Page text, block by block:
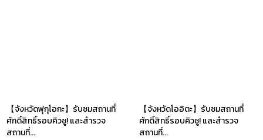
【จังหวัดฟุกุโอกะ】รับชมสถานที่
ศักดิ์สิทธิ์รอบคิวชู! และสำรวจ
สถานที่...
【จังหวัดโออิตะ】รับชมสถานที่
ศักดิ์สิทธิ์รอบคิวชู! และสำรวจ
สถานที่...